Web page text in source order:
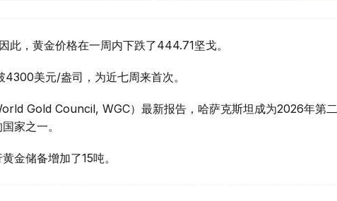
此，黄金价格在一周内下跌了444.71坚戈。
美元/盎司，为近七周来首次。
Gold Council, WGC）最新报告，哈萨克斯坦成为2026年第二
家之一。
金储备增加了15吨。